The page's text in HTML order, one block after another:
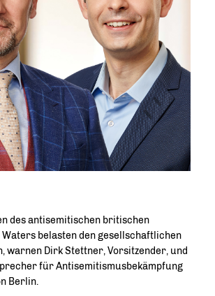
des antisemitischen britischen
belasten den gesellschaftlichen
warnen Dirk Stettner, Vorsitzender, und
für Antisemitismusbekämpfung
Berlin.